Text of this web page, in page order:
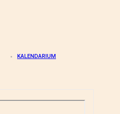
KALENDARIUM